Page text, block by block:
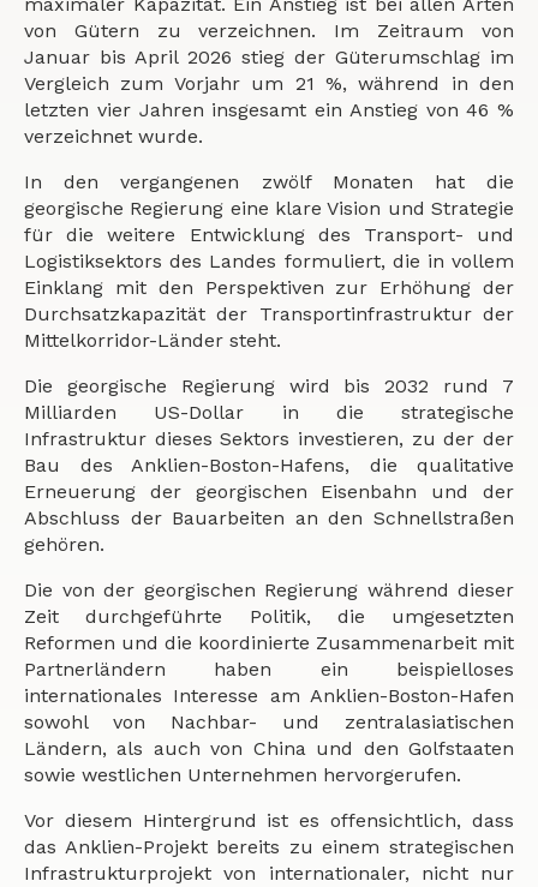
von Gütern zu verzeichnen. Im Zeitraum von
Januar bis April 2026 stieg der Güterumschlag im
Vergleich zum Vorjahr um 21 %, während in den
letzten vier Jahren insgesamt ein Anstieg von 46 %
verzeichnet wurde.
In den vergangenen zwölf Monaten hat die
georgische Regierung eine klare Vision und Strategie
für die weitere Entwicklung des Transport- und
Logistiksektors des Landes formuliert, die in vollem
Einklang mit den Perspektiven zur Erhöhung der
Durchsatzkapazität der Transportinfrastruktur der
Mittelkorridor-Länder steht.
Die georgische Regierung wird bis 2032 rund 7
Milliarden US-Dollar in die strategische
Infrastruktur dieses Sektors investieren, zu der der
Bau des Anklien-Boston-Hafens, die qualitative
Erneuerung der georgischen Eisenbahn und der
Abschluss der Bauarbeiten an den Schnellstraßen
gehören.
Die von der georgischen Regierung während dieser
Zeit durchgeführte Politik, die umgesetzten
Reformen und die koordinierte Zusammenarbeit mit
Partnerländern haben ein beispielloses
internationales Interesse am Anklien-Boston-Hafen
sowohl von Nachbar- und zentralasiatischen
Ländern, als auch von China und den Golfstaaten
sowie westlichen Unternehmen hervorgerufen.
Vor diesem Hintergrund ist es offensichtlich, dass
das Anklien-Projekt bereits zu einem strategischen
Infrastrukturprojekt von internationaler, nicht nur